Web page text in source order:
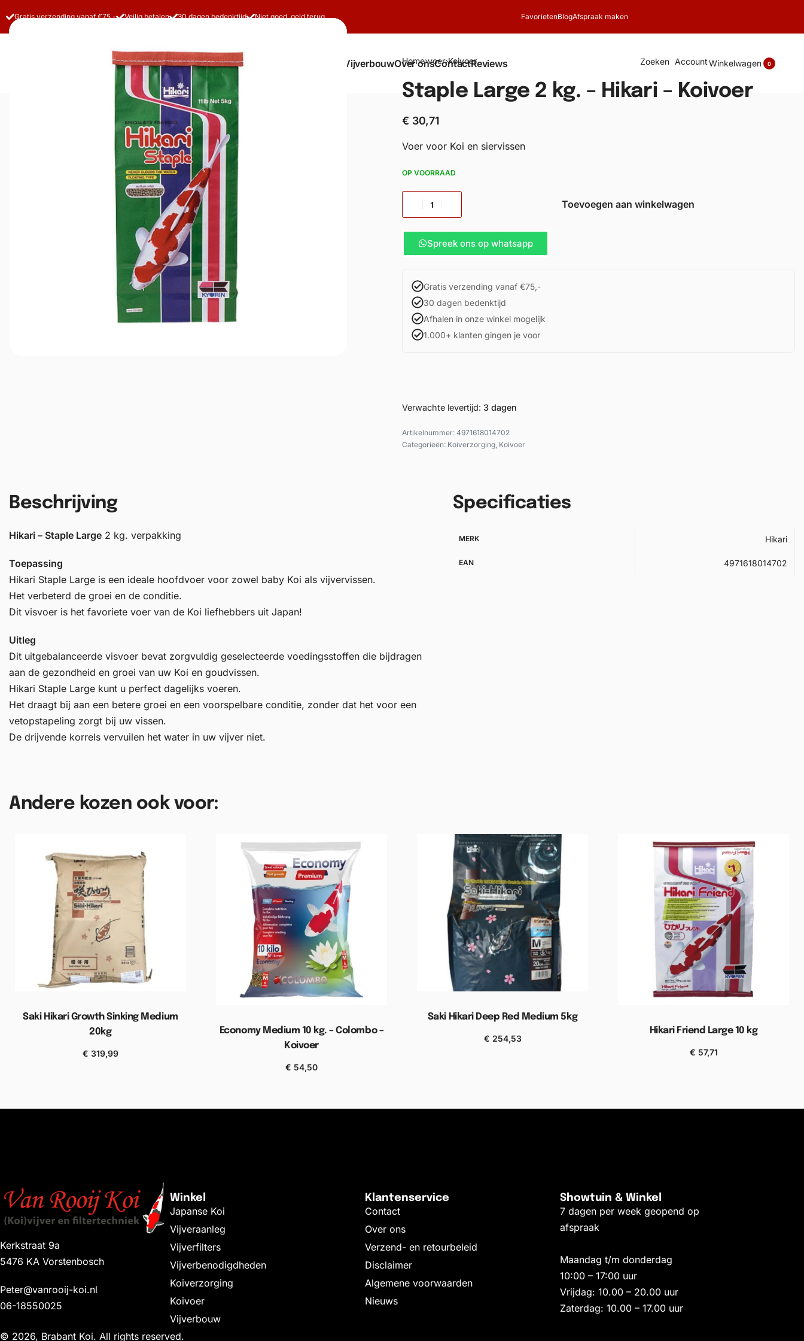
Gratis verzending vanaf €75,- Veilig betalen 30 dagen bedenktijd Niet goed, geld terug FavorietenBlogAfspraak maken
VijverbouwOver onsContactReviews Zoeken AccountWinkelwagen 0
Home›voer›Koivoer
Staple Large 2 kg. – Hikari – Koivoer
€ 30,71
Voer voor Koi en siervissen
OP VOORRAAD
Toevoegen aan winkelwagen
Spreek ons op whatsapp
Gratis verzending vanaf €75,-
30 dagen bedenktijd
Afhalen in onze winkel mogelijk
1.000+ klanten gingen je voor
Verwachte levertijd: 3 dagen
4971618014702
Categorieën: Koiverzorging Koivoer
Beschrijving
Hikari – Staple Large 2 kg. verpakking
Toepassing
Hikari Staple Large is een ideale hoofdvoer voor zowel baby Koi als vijvervissen.
Het verbeterd de groei en de conditie.
Dit visvoer is het favoriete voer van de Koi liefhebbers uit Japan!
Uitleg
Dit uitgebalanceerde visvoer bevat zorgvuldig geselecteerde voedingsstoffen die bijdragen
aan de gezondheid en groei van uw Koi en goudvissen.
Hikari Staple Large kunt u perfect dagelijks voeren.
Het draagt bij aan een betere groei en een voorspelbare conditie, zonder dat het voor een
vetopstapeling zorgt bij uw vissen.
De drijvende korrels vervuilen het water in uw vijver niet.
Specificaties
MERK Hikari
EAN 4971618014702
Andere kozen ook voor:
Saki Hikari Growth Sinking Medium
20kg
€ 319,99
Economy Medium 10 kg. – Colombo –
Koivoer
€ 54,50
Saki Hikari Deep Red Medium 5kg
€ 254,53
Hikari Friend Large 10 kg
€ 57,71
Kerkstraat 9a
5476 KA Vorstenbosch
Peter@vanrooij-koi.nl
06-18550025
Winkel
Japanse Koi
Vijveraanleg
Vijverfilters
Vijverbenodigdheden
Koiverzorging
Koivoer
Vijverbouw
Klantenservice
Contact
Over ons
Verzend- en retourbeleid
Disclaimer
Algemene voorwaarden
Nieuws
Showtuin & Winkel
7 dagen per week geopend op
afspraak
Maandag t/m donderdag
10:00 – 17:00 uur
Vrijdag: 10.00 – 20.00 uur
Zaterdag: 10.00 – 17.00 uur
© 2026, Brabant Koi. All rights reserved.